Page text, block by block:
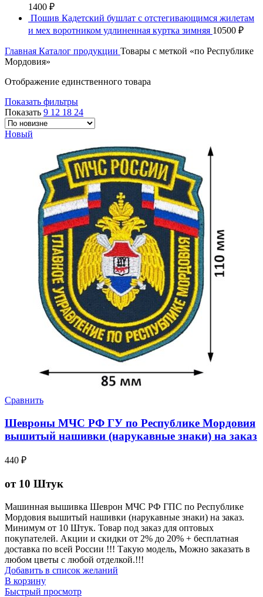
1400 ₽
Пошив Кадетский бушлат с отстегивающимся жилетам
и мех воротником удлиненная куртка зимняя 10500 ₽
Главная Каталог продукции Товары с меткой «по Республике
Мордовия»
Отображение единственного товара
Показать фильтры
Показать 9 12 18 24
Новый
Сравнить
Шевроны МЧС РФ ГУ по Республике Мордовия
вышитый нашивки (нарукавные знаки) на заказ
440 ₽
от 10 Штук
Машинная вышивка Шеврон МЧС РФ ГПС по Республике
Мордовия вышитый нашивки (нарукавные знаки) на заказ.
Минимум от 10 Штук. Товар под заказ для оптовых
покупателей. Акции и скидки от 2% до 20% + бесплатная
доставка по всей России !!! Такую модель, Mожно заказать в
любом цветы с любой отделкой.!!!
Добавить в список желаний
В корзину
Быстрый просмотр